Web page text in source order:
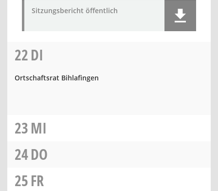
Sitzungsbericht öffentlich
22DI
Ortschaftsrat Bihlafingen
23MI
24DO
25FR